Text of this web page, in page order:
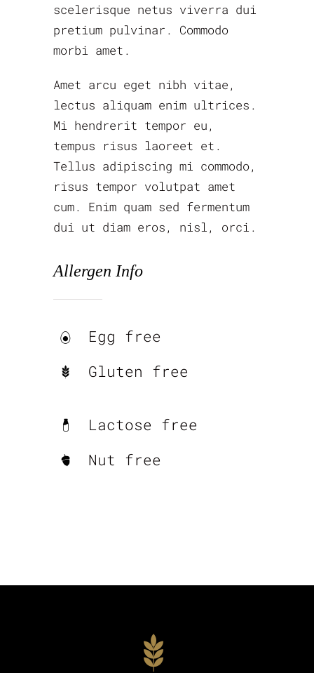
scelerisque netus viverra dui
pretium pulvinar. Commodo
morbi amet.
Amet arcu eget nibh vitae,
lectus aliquam enim ultrices.
Mi hendrerit tempor eu,
tempus risus laoreet et.
Tellus adipiscing mi commodo,
risus tempor volutpat amet
cum. Enim quam sed fermentum
dui ut diam eros, nisl, orci.
Allergen Info
Egg free
Gluten free
Lactose free
Nut free